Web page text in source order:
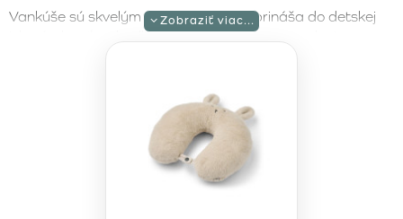
Vankúše sú skvelým doplnkom, ktorý prináša do detskej
izby útulnosť, pohodlie a štýl. Sú ideálne na sedenie,
opieranie sa alebo na vytvorenie pohodlného miesta na
kvalitné vankúše od značky Wigiwama, ktoré kombinujú
hravý dizajn a funkčnosť, aby spríjemnili každú detskú
Wigiwama Pink Mousse Bolster – jemný a